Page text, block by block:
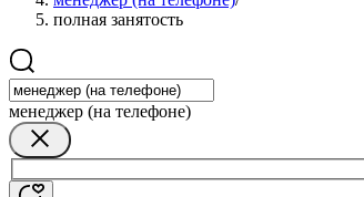
полная занятость
менеджер (на телефоне)